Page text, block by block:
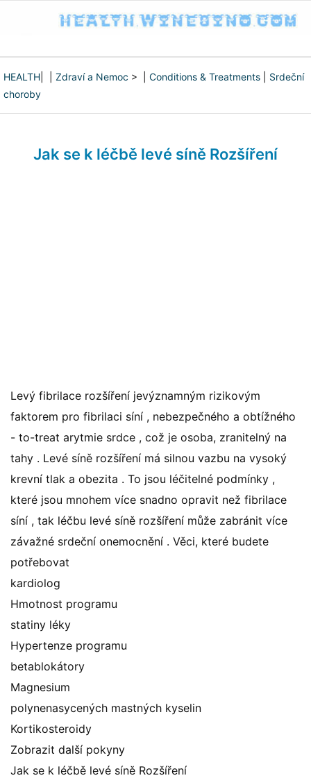
HEALTH Zdraví a Nemoc > | Conditions & Treatments
Srdeční
choroby
Jak se k léčbě levé síně Rozšíření
Levý fibrilace rozšíření jevýznamným rizikovým
faktorem pro fibrilaci síní , nebezpečného a obtížného
- to-treat arytmie srdce , což je osoba, zranitelný na
tahy . Levé síně rozšíření má silnou vazbu na vysoký
krevní tlak a obezita . To jsou léčitelné podmínky ,
které jsou mnohem více snadno opravit než fibrilace
síní , tak léčbu levé síně rozšíření může zabránit více
závažné srdeční onemocnění . Věci, které budete
potřebovat
kardiolog
Hmotnost programu
statiny léky
Hypertenze programu
betablokátory
Magnesium
polynenasycených mastných kyselin
Kortikosteroidy
Zobrazit další pokyny
Jak se k léčbě levé síně Rozšíření